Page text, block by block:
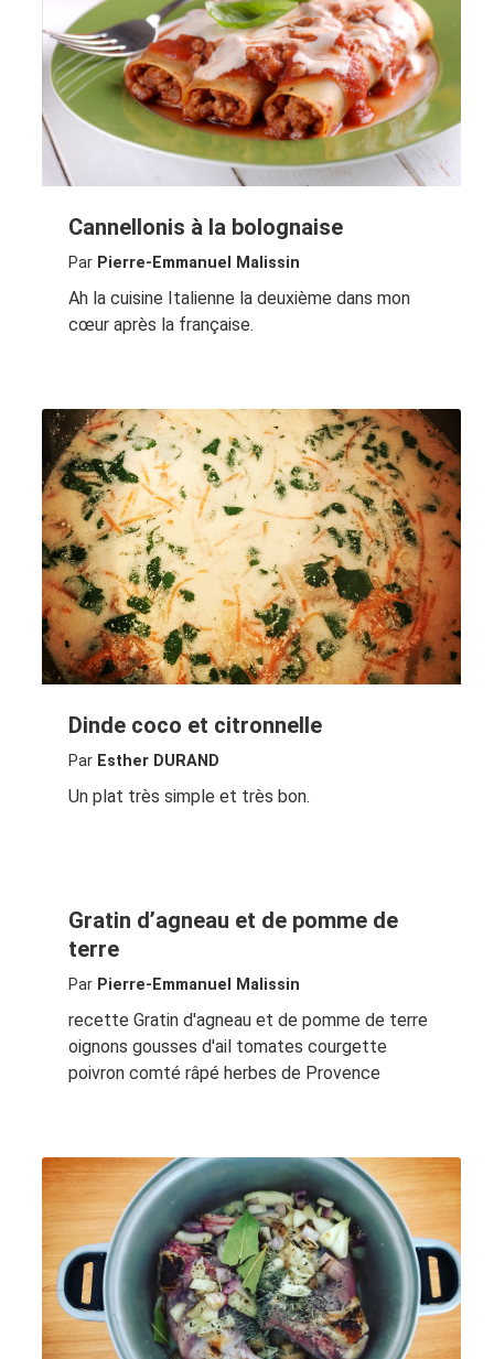
Cannellonis à la bolognaise
Par Pierre-Emmanuel Malissin
Ah la cuisine Italienne la deuxième dans mon
cœur après la française.
Dinde coco et citronnelle
Par Esther DURAND
Un plat très simple et très bon.
Gratin d’agneau et de pomme de
terre
Par Pierre-Emmanuel Malissin
recette Gratin d'agneau et de pomme de terre
oignons gousses d'ail tomates courgette
poivron comté râpé herbes de Provence